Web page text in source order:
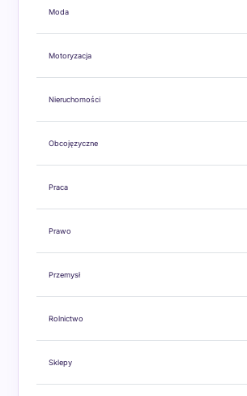
Moda
Motoryzacja
Nieruchomości
Obcojęzyczne
Praca
Prawo
Przemysł
Rolnictwo
Sklepy